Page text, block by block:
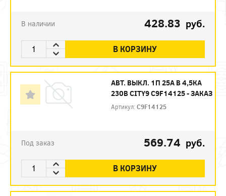
В наличии 428.83 руб.
В КОРЗИНУ
АВТ. ВЫКЛ. 1П 25А B 4,5КА
230В CITY9 C9F14125 - ЗАКАЗ
Артикул:C9F14125
Под заказ 569.74 руб.
В КОРЗИНУ